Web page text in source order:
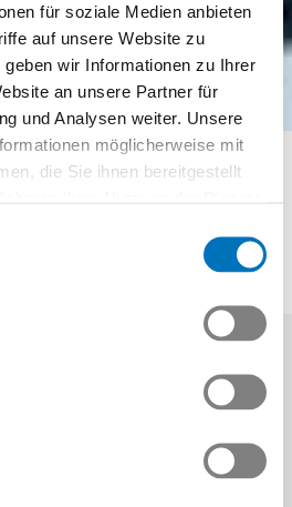
für soziale Medien anbieten
auf unsere Website zu
wir Informationen zu Ihrer
an unsere Partner für
und Analysen weiter. Unsere
möglicherweise mit
die Sie ihnen bereitgestellt
Journée Swissmem 2027